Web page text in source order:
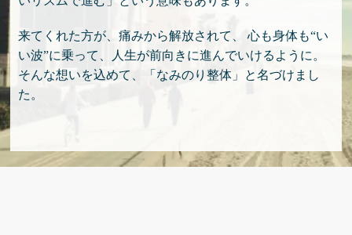
来てくれた方が、痛みから解放されて、 心も身体も“い
い波”に乗って、人生が前向きに進んでいけるように。
そんな想いを込めて、「なみのり整体」と名づけまし
た。